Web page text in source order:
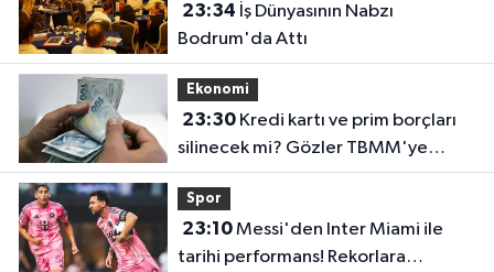
23:34
Bodrum'da Attı
Ekonomi
23:30Kredi kartı ve prim borçları
silinecek mi? Gözler TBMM'ye
çevrildi
Spor
23:10Messi'den Inter Miami ile
tarihi performans! Rekorlara